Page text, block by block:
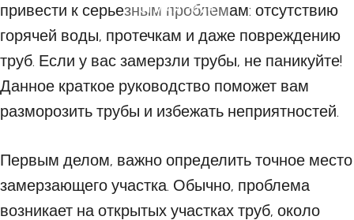
01 МАЯ 2024
привести к серьезным проблемам: отсутствию
горячей воды, протечкам и даже повреждению
труб. Если у вас замерзли трубы, не паникуйте!
Данное краткое руководство поможет вам
разморозить трубы и избежать неприятностей.
Первым делом, важно определить точное место
замерзающего участка. Обычно, проблема
возникает на открытых участках труб, около